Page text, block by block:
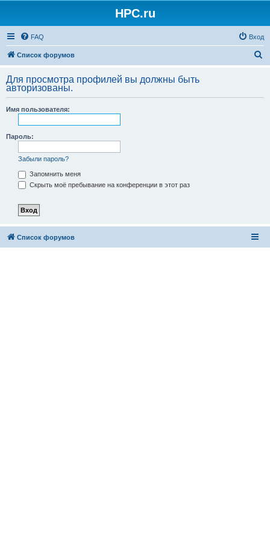
HPC.ru
FAQ Вход
Список форумов
с
Для просмотра профилей вы должны быть
авторизованы.
Имя пользователя:
Пароль:
Забыли пароль?
Запомнить меня
Скрыть моё пребывание на конференции в этот раз
Список форумов